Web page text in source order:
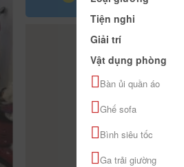
Tiện nghi
Giải trí
Vật dụng phòng
Bàn ủi quần áo
Ghế sofa
Bình siêu tốc
Ga trải giường